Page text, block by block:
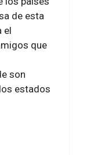
de esta
el
que
son
estados